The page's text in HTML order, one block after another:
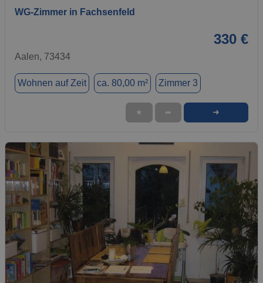
WG-Zimmer in Fachsenfeld
330 €
Aalen, 73434
Wohnen auf Zeit ca. 80,00 m² Zimmer 3
★ ➦ ➜